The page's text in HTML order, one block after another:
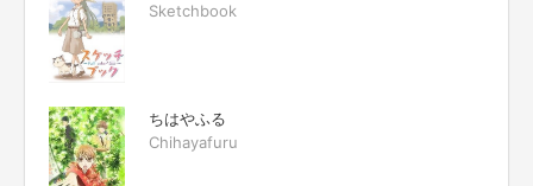
Sketchbook
ちはやふる
Chihayafuru